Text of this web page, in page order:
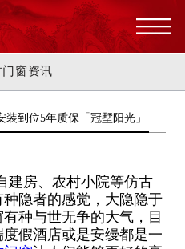
门窗资讯
到位5年质保「冠墅阳光」
建房、农村小院等仿古
隐者的感觉，大隐隐于
种与世无争的大气，目
假酒店或是安缦都是一